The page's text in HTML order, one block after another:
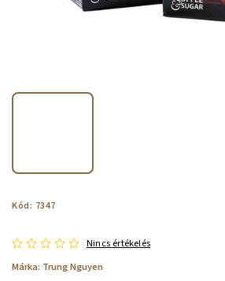
Kód: 7347
Nincs értékelés
Márka: Trung Nguyen